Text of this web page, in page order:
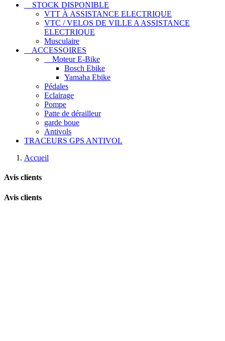
STOCK DISPONIBLE
VTT À ASSISTANCE ELECTRIQUE
VTC / VELOS DE VILLE A ASSISTANCE
ELECTRIQUE
Musculaire
ACCESSOIRES
Moteur E-Bike
Bosch Ebike
Yamaha Ebike
Pédales
Eclairage
Pompe
Patte de dérailleur
garde boue
Antivols
TRACEURS GPS ANTIVOL
Accueil
Avis clients
Avis clients